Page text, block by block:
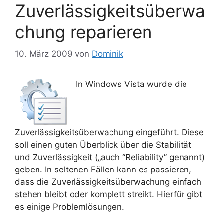
Zuverlässigkeitsüberwa
chung reparieren
10. März 2009 von Dominik
In Windows Vista wurde die
Zuverlässigkeitsüberwachung eingeführt. Diese
soll einen guten Überblick über die Stabilität
und Zuverlässigkeit („auch “Reliability” genannt)
geben. In seltenen Fällen kann es passieren,
dass die Zuverlässigkeitsüberwachung einfach
stehen bleibt oder komplett streikt. Hierfür gibt
es einige Problemlösungen.